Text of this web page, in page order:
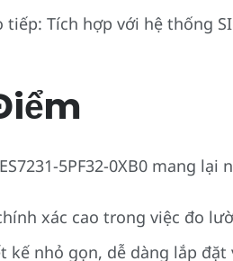
tiếp: Tích hợp với hệ thống
5PF32-0XB0 mang
xác cao trong việc đo
kế nhỏ gọn, dễ dàng lắp đặt